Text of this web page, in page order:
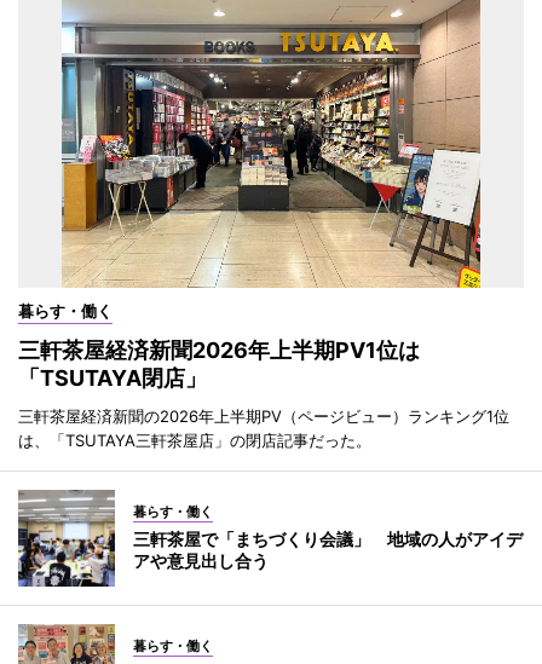
暮らす・働く
三軒茶屋経済新聞2026年上半期PV1位は
「TSUTAYA閉店」
三軒茶屋経済新聞の2026年上半期PV（ページビュー）ランキング1位
は、「TSUTAYA三軒茶屋店」の閉店記事だった。
暮らす・働く
三軒茶屋で「まちづくり会議」 地域の人がアイデ
アや意見出し合う
暮らす・働く